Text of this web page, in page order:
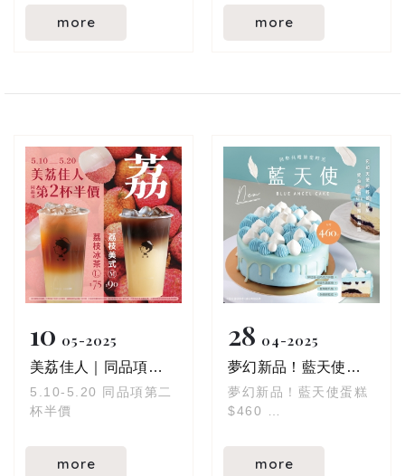
more more
10 05 2025
美荔佳人｜同品項第二杯半價
5.10-5.20 同品項第二
杯半價
more
28 04 2025
夢幻新品！藍天使蛋糕
夢幻新品！藍天使蛋糕
$460
優惠中！
這母親節，送媽媽一塊
more